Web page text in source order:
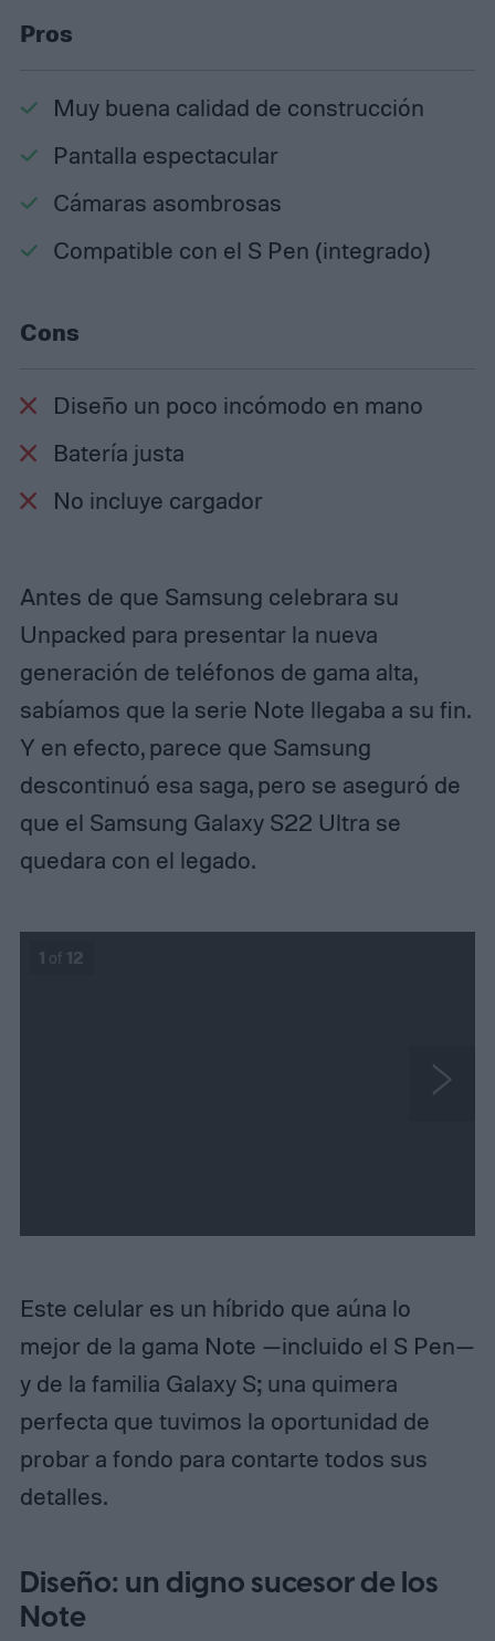
Pros
Muy buena calidad de construcción
Pantalla espectacular
Cámaras asombrosas
Compatible con el S Pen (integrado)
Cons
Diseño un poco incómodo en mano
Batería justa
No incluye cargador
Antes de que Samsung celebrara su
Unpacked para presentar la nueva
generación de teléfonos de gama alta,
sabíamos que la serie Note llegaba a su fin.
Y en efecto, parece que Samsung
descontinuó esa saga, pero se aseguró de
que el Samsung Galaxy S22 Ultra se
quedara con el legado.
1 of 12
Este celular es un híbrido que aúna lo
mejor de la gama Note —incluido el S Pen—
y de la familia Galaxy S; una quimera
perfecta que tuvimos la oportunidad de
probar a fondo para contarte todos sus
detalles.
Diseño: un digno sucesor de los
Note